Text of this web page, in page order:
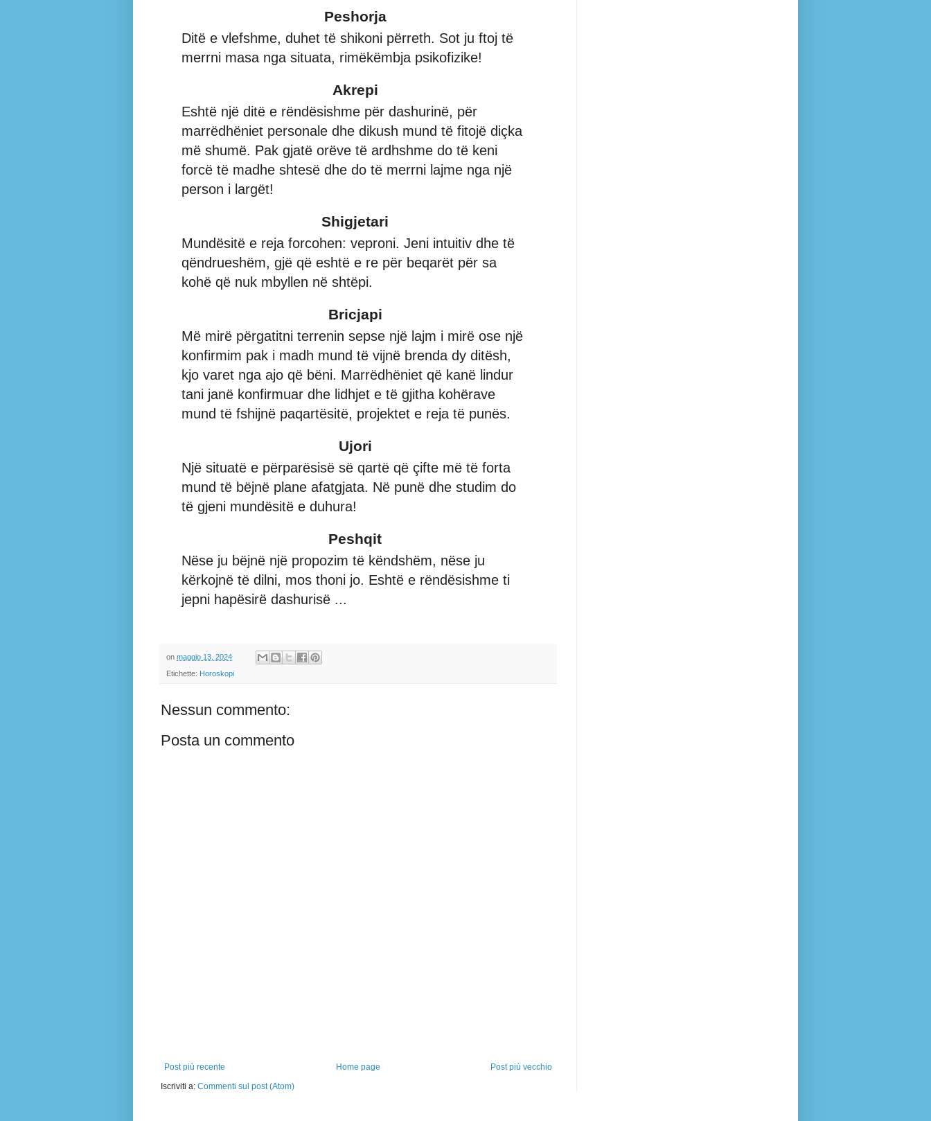
Peshorja
Ditë e vlefshme, duhet të shikoni përreth. Sot ju ftoj të
merrni masa nga situata, rimëkëmbja psikofizike!
Akrepi
Eshtë një ditë e rëndësishme për dashurinë, për
marrëdhëniet personale dhe dikush mund të fitojë diçka
më shumë. Pak gjatë orëve të ardhshme do të keni
forcë të madhe shtesë dhe do të merrni lajme nga një
person i largët!
Shigjetari
Mundësitë e reja forcohen: veproni. Jeni intuitiv dhe të
qëndrueshëm, gjë që eshtë e re për beqarët për sa
kohë që nuk mbyllen në shtëpi.
Bricjapi
Më mirë përgatitni terrenin sepse një lajm i mirë ose një
konfirmim pak i madh mund të vijnë brenda dy ditësh,
kjo varet nga ajo që bëni. Marrëdhëniet që kanë lindur
tani janë konfirmuar dhe lidhjet e të gjitha kohërave
mund të fshijnë paqartësitë, projektet e reja të punës.
Ujori
Një situatë e përparësisë së qartë që çifte më të forta
mund të bëjnë plane afatgjata. Në punë dhe studim do
të gjeni mundësitë e duhura!
Peshqit
Nëse ju bëjnë një propozim të këndshëm, nëse ju
kërkojnë të dilni, mos thoni jo. Eshtë e rëndësishme ti
jepni hapësirë dashurisë ...
on maggio 13, 2024
Etichette: Horoskopi
Nessun commento:
Posta un commento
Post più recente Post più vecchio
Home page
Iscriviti a: Commenti sul post (Atom)